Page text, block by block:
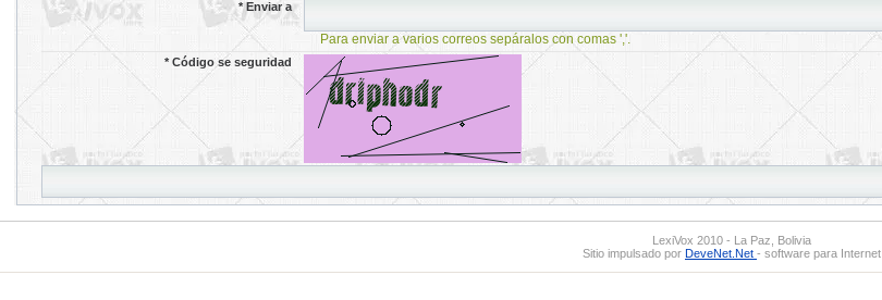
*Enviar a
Para enviar a varios correos sepáralos con comas ','.
*Código se seguridad
LexiVox 2010 - La Paz, Bolivia
Sitio impulsado por DeveNet.Net - software para Internet